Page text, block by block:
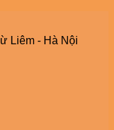
Liêm - Hà Nội